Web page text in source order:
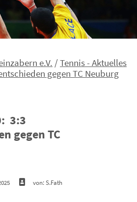
e.V. /Tennis - Aktuelles
gegen TC Neuburg
3:3
gegen TC
von: S.Fath